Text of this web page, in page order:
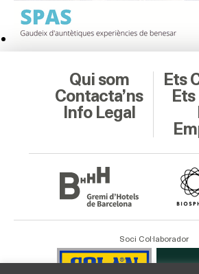
Qui som
Contacta’ns
Info Legal
Ets
Soci Col·laborador